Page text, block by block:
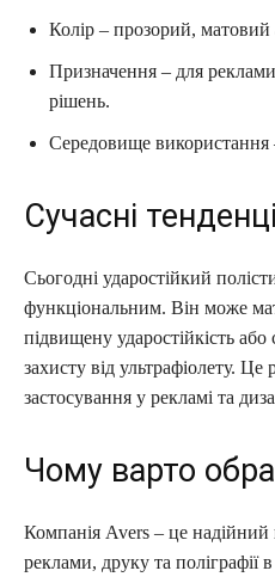
Колір – прозорий, матовий
Призначення – для
рішень.
Середовище використання
Сучасні
Сьогодні ударостійкий
функціональним. Він може
підвищену ударостійкість або
захисту від ультрафіолету.
застосування у рекламі та
Чому варто
Компанія Avers – це надійний
реклами, друку та